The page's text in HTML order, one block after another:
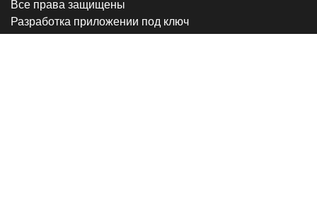
Все права защищены
Разработка приложении под ключ